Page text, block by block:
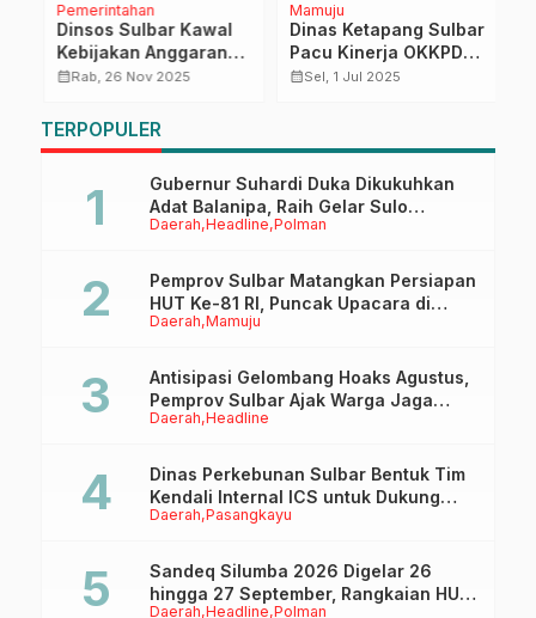
Pemerintahan
Dinsos Sulbar Kawal
Kebijakan Anggaran
Pro-Rakyat dalam
calendar_monthRab, 26 Nov 2025
Mamuju
Dinas Ketapang Sulbar
Pacu Kinerja OKKPD
Kabupaten Hadapi
calendar_monthSel, 1 Jul 2025
TERPOPULER
Daerah Headline Polman
Gubernur Suhardi Duka Dikukuhkan
Adat Balanipa, Raih Gelar Sulo
Tappidena
Daerah Mamuju
Pemprov Sulbar Matangkan Persiapan
HUT Ke-81 RI, Puncak Upacara di
Lapangan Ahmad Kirang
Daerah Headline
Antisipasi Gelombang Hoaks Agustus,
Pemprov Sulbar Ajak Warga Jaga
Ruang Digital
Daerah Pasangkayu
Dinas Perkebunan Sulbar Bentuk Tim
Kendali Internal ICS untuk Dukung
Sertifikasi ISPO Pekebun di
Daerah Headline Polman
Sandeq Silumba 2026 Digelar 26
hingga 27 September, Rangkaian HUT